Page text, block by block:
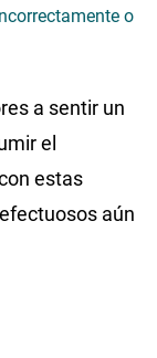
o
a sentir un
el
estas
aún